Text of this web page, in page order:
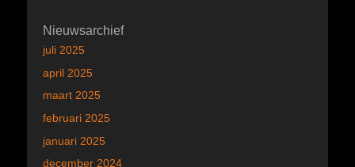
Nieuwsarchief
juli 2025
april 2025
maart 2025
februari 2025
januari 2025
december 2024